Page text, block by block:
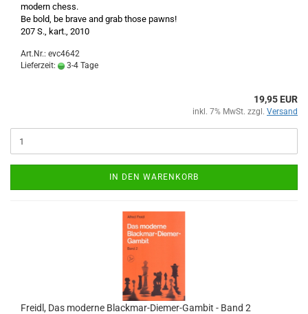
modern chess.
Be bold, be brave and grab those pawns!
207 S., kart., 2010
Art.Nr.: evc4642
Lieferzeit:
3-4 Tage
19,95 EUR
inkl. 7% MwSt. zzgl. Versand
IN DEN WARENKORB
Freidl, Das moderne Blackmar-Diemer-Gambit - Band 2